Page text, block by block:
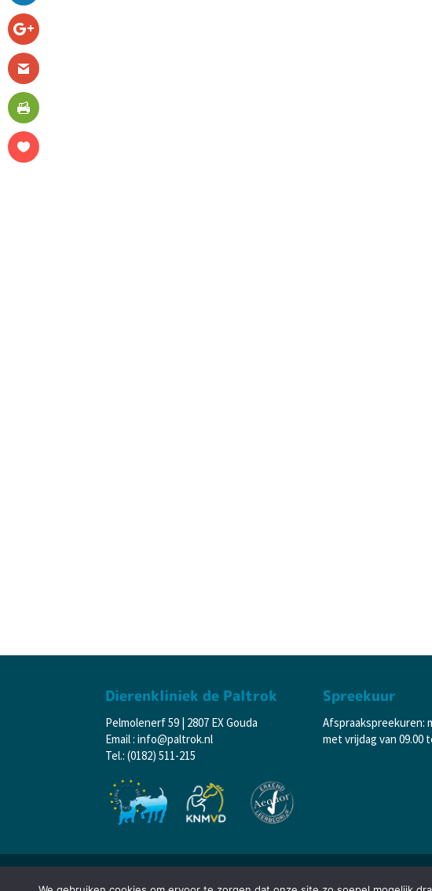
Dierenkliniek de Paltrok
Pelmolenerf 59 | 2807 EX Gouda
Email : info@paltrok.nl
Tel.: (0182) 511-215
Spreekuur
Afspraakspreekuren:
met vrijdag van 09.00
© 2024 Dierenkliniek De Paltrok – Gouda